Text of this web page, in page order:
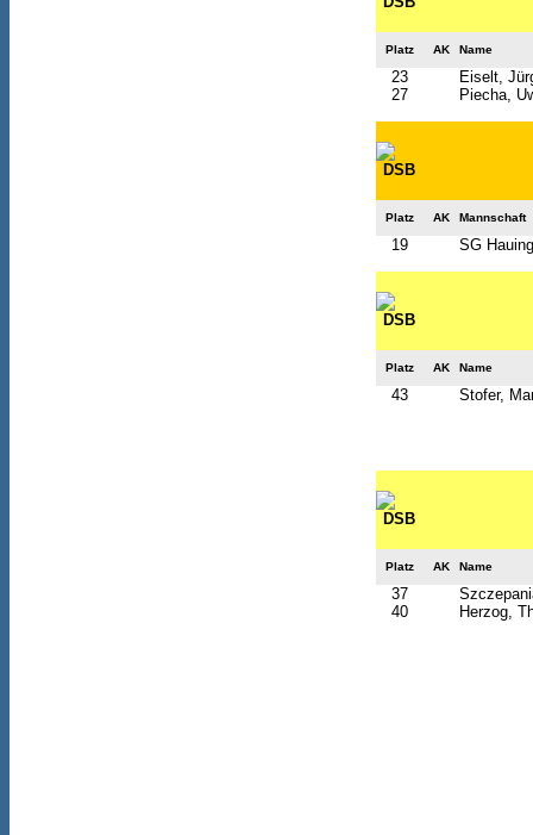
Platz AK Name
23
Eiselt,
27
Piecha,
Platz AK Mannschaft
19 SG
Platz AK Name
43 Stofer,
Platz AK Name
37
40
Herzog,